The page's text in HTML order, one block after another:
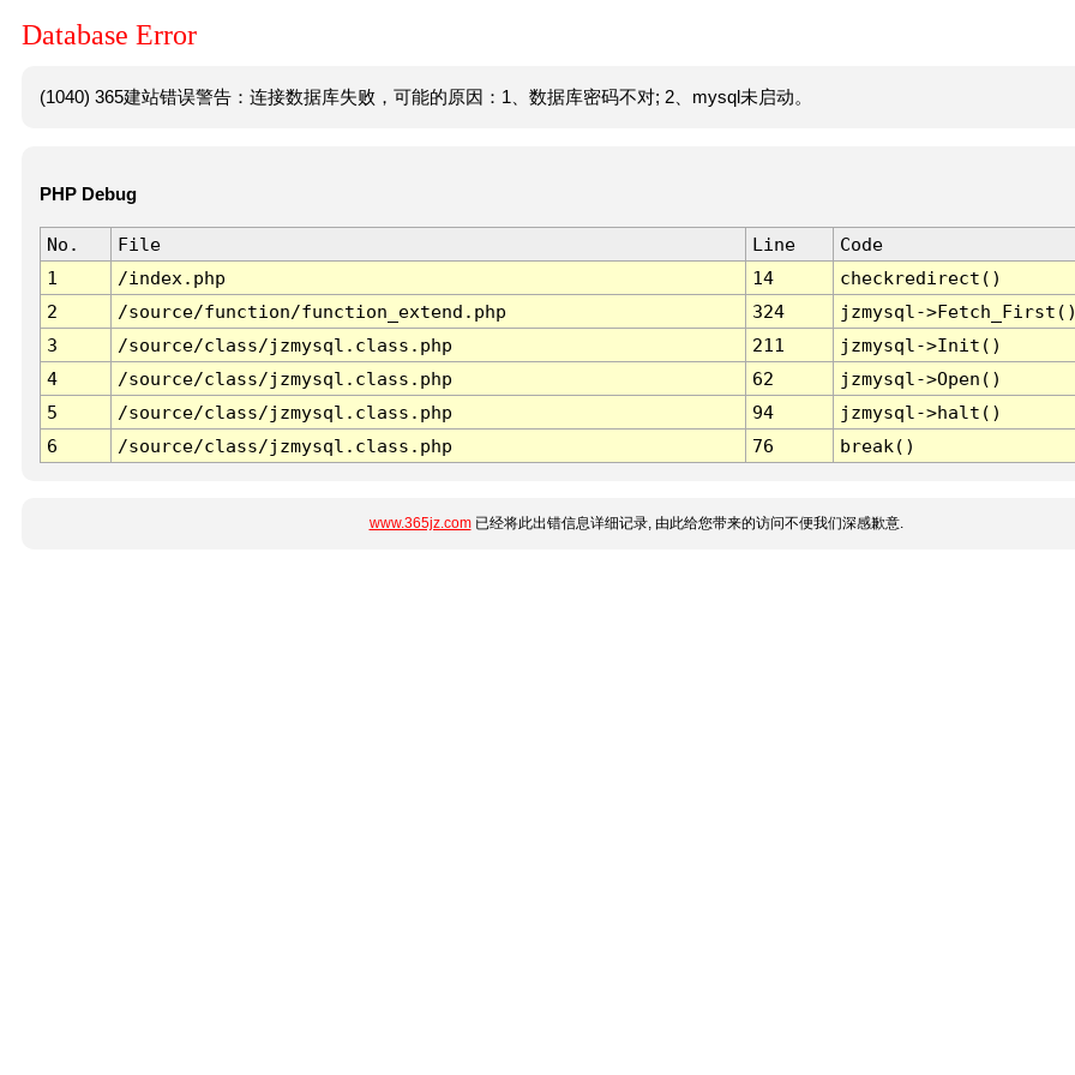
Database Error
(1040) 365建站错误警告：连接数据库失败，可能的原因：1、数据库密码不对; 2、mysql未启动。
PHP Debug
No. File Line
Code
1
/index.php 14
checkredirect()
2
/source/function/function_extend.php 324
jzmysql-
3
/source/class/jzmysql.class.php 211
jzmysql->Init()
4
/source/class/jzmysql.class.php 62
jzmysql->Open()
5
/source/class/jzmysql.class.php 94
jzmysql->halt()
6
/source/class/jzmysql.class.php 76 break()
www.365jz.com已经将此出错信息详细记录, 由此给您带来的访问不便我们深感歉意.